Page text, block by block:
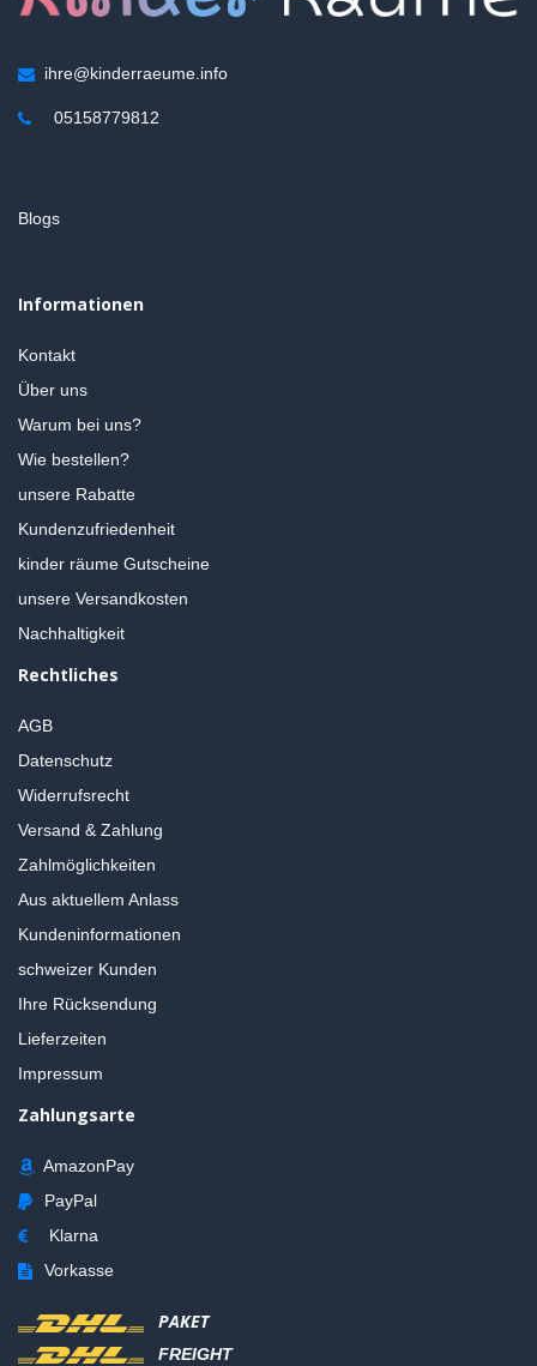
ihre@kinderraeume.info
05158779812
Blogs
Informationen
Kontakt
Über uns
Warum bei uns?
Wie bestellen?
unsere Rabatte
Kundenzufriedenheit
kinder räume Gutscheine
unsere Versandkosten
Nachhaltigkeit
Rechtliches
AGB
Datenschutz
Widerrufsrecht
Versand & Zahlung
Zahlmöglichkeiten
Aus aktuellem Anlass
Kundeninformationen
schweizer Kunden
Ihre Rücksendung
Lieferzeiten
Impressum
Zahlungsarte
AmazonPay
PayPal
Klarna
Vorkasse
PAKET
FREIGHT